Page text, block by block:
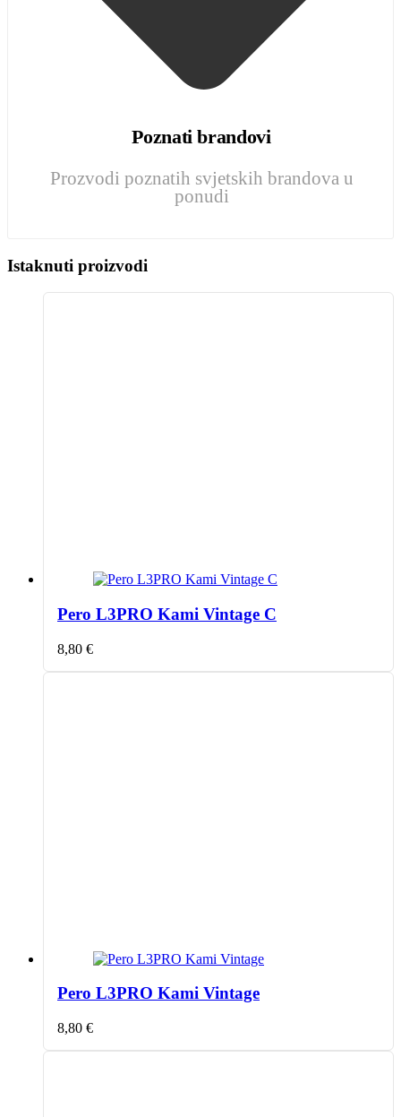
Poznati brandovi
Prozvodi poznatih svjetskih brandova u
ponudi
Istaknuti proizvodi
Pero L3PRO Kami Vintage C
8,80 €
Pero L3PRO Kami Vintage
8,80 €